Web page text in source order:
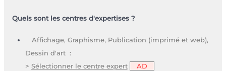
Quels sont les centres d'expertises ?
Affichage, Graphisme, Publication (imprimé et web),
Dessin d'art :
> Sélectionner le centre expert AD